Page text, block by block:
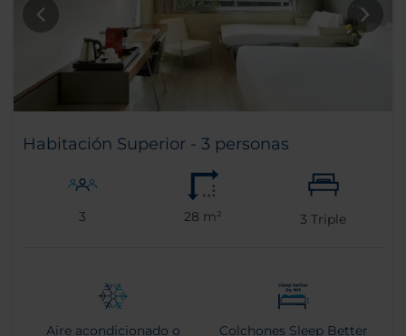
Habitación Superior - 3 personas
3 28 m² 3 Triple
Aire acondicionado o
Colchones Sleep Better